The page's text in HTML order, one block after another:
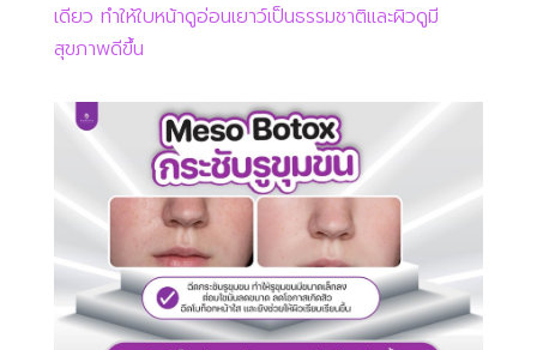
เดียว ทำให้ใบหน้าดูอ่อนเยาว์เป็นธรรมชาติและผิวดูมี
สุขภาพดีขึ้น